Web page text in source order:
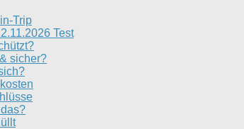
Trip
Test
sicher?